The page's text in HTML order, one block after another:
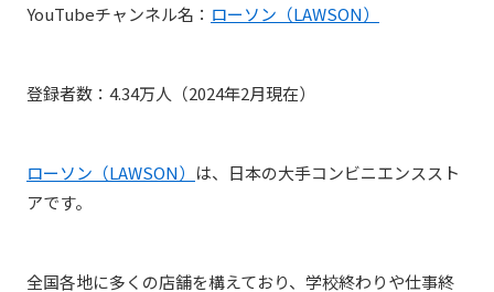
YouTubeチャンネル名： ローソン（LAWSON）
登録者数：4.34万人（2024年2月現在）
ローソン（LAWSON） は、日本の大手コンビニエンススト
アです。
全国各地に多くの店舗を構えており、学校終わりや仕事終